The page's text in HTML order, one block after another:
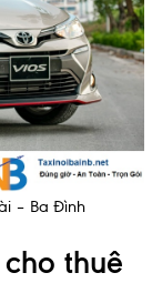
– Ba Đình
thuê